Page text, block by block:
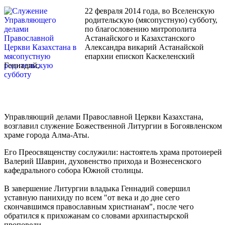
22 февраля 2014 года, во Вселенскую
родительскую (мясопустную) субботу,
по благословению митрополита
Астанайского и Казахстанского
Александра викарий Астанайской
епархии епископ Каскеленский
Геннадий,
Управляющий делами Православной Церкви Казахстана,
возглавил служение Божественной Литургии в Богоявленском
храме города Алма-Аты.
Его Преосвященству сослужили: настоятель храма протоиерей
Валерий Шаврин, духовенство прихода и Вознесенского
кафедрального собора Южной столицы.
В завершение Литургии владыка Геннадий совершил
уставную панихиду по всем "от века и до дне сего
скончавшимся православным христианам", после чего
обратился к прихожанам со словами архипастырской